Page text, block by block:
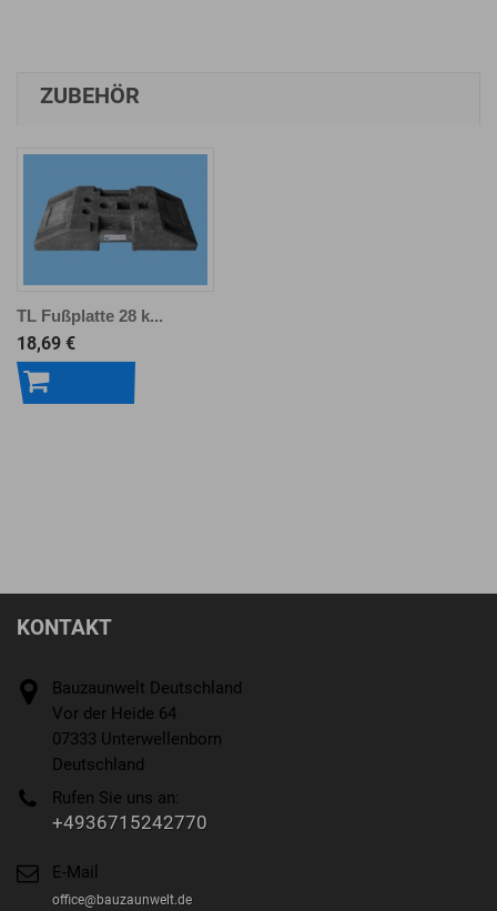
ZUBEHÖR
TL Fußplatte 28 k...
18,69 €
KONTAKT
Bauzaunwelt Deutschland
Vor der Heide 64
07333 Unterwellenborn
Deutschland
Rufen Sie uns an:
+4936715242770
E-Mail
office@bauzaunwelt.de